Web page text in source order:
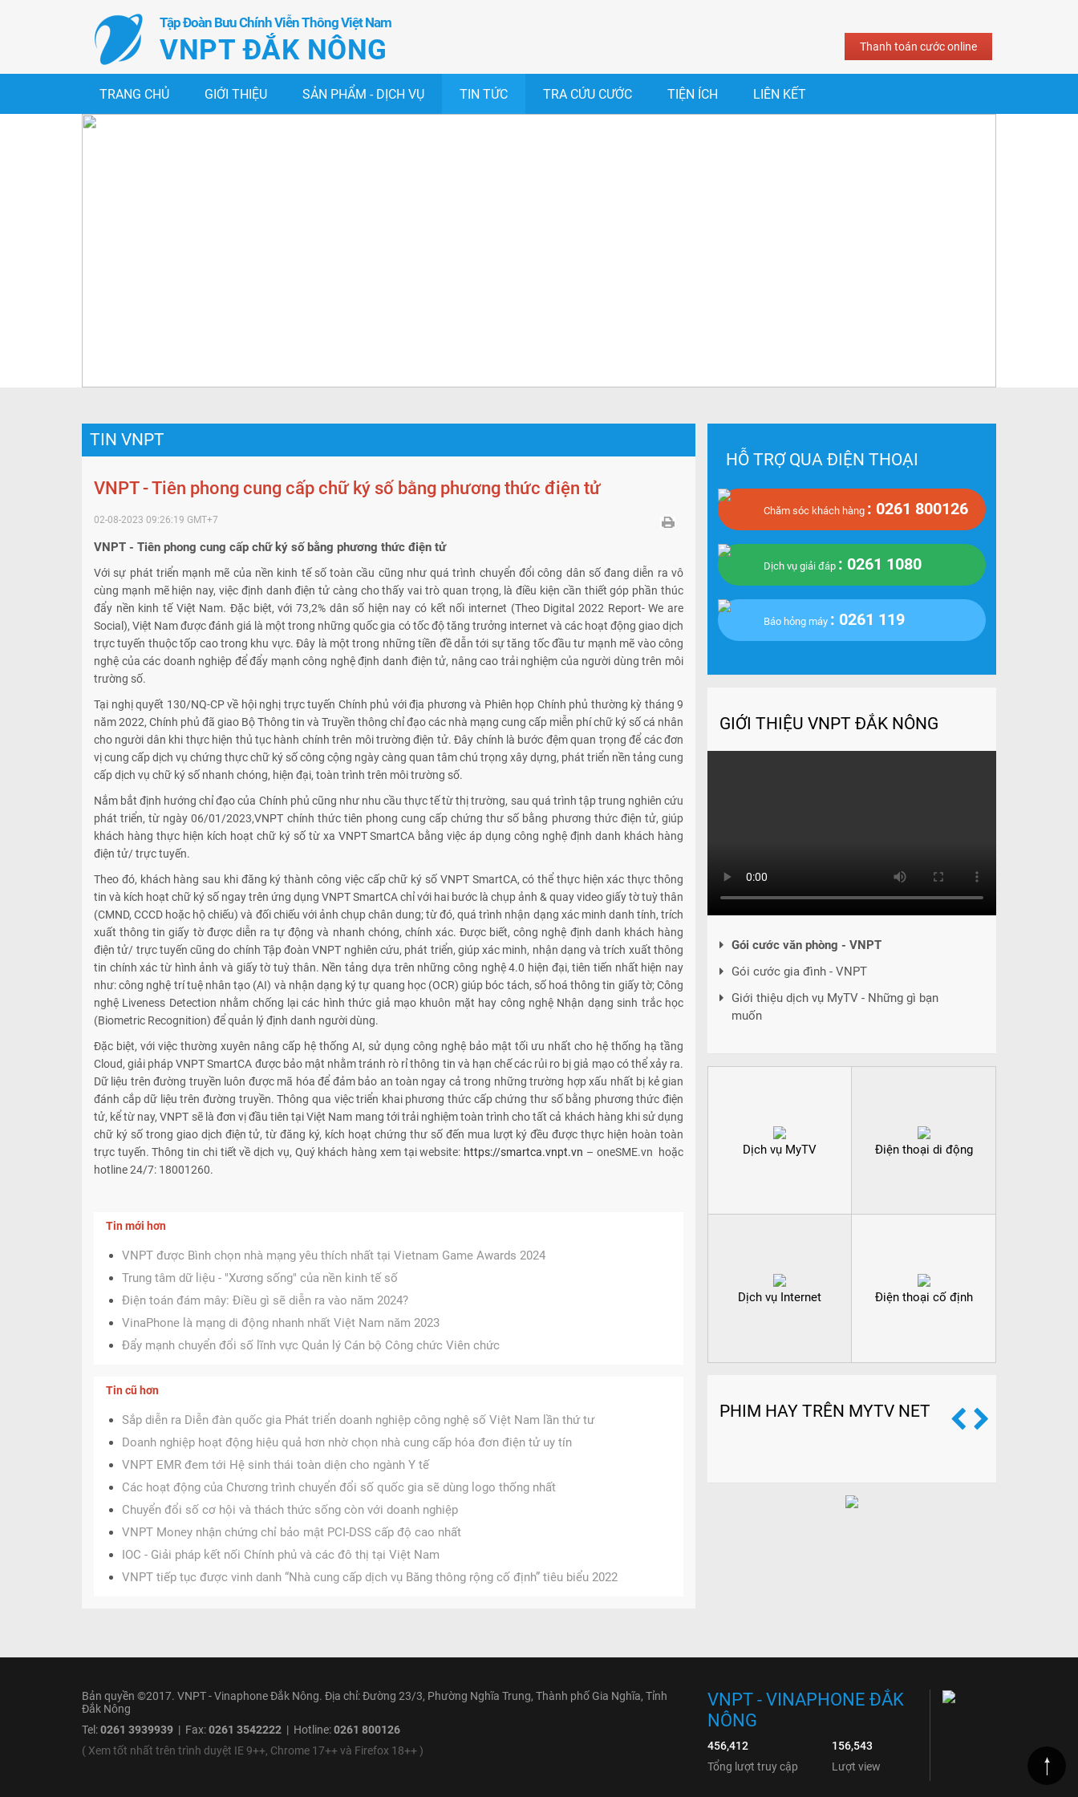
Thanh toán cước online
Tập Đoàn Bưu Chính Viễn Thông Việt Nam
VNPT ĐẮK NÔNG
TRANG CHỦ GIỚI THIỆU SẢN PHẨM - DỊCH VỤ TIN TỨC TRA CỨU CƯỚC TIỆN ÍCH LIÊN KẾT
TIN VNPT
VNPT - Tiên phong cung cấp chữ ký số bằng phương thức điện tử
02-08-2023 09:26:19 GMT+7
VNPT - Tiên phong cung cấp chữ ký số bằng phương thức điện tử
Với sự phát triển mạnh mẽ của nền kinh tế số toàn cầu cũng như quá trình chuyển đổi công dân số đang diễn ra vô
cùng mạnh mẽ hiện nay, việc định danh điện tử càng cho thấy vai trò quan trọng, là điều kiện cần thiết góp phần thúc
đẩy nền kinh tế Việt Nam. Đặc biệt, với 73,2% dân số hiện nay có kết nối internet (Theo Digital 2022 Report- We are
Social), Việt Nam được đánh giá là một trong những quốc gia có tốc độ tăng trưởng internet và các hoạt động giao dịch
trực tuyến thuộc tốp cao trong khu vực. Đây là một trong những tiền đề dẫn tới sự tăng tốc đầu tư mạnh mẽ vào công
nghệ của các doanh nghiệp để đẩy mạnh công nghệ định danh điện tử, nâng cao trải nghiệm của người dùng trên môi
trường số.
Tại nghị quyết 130/NQ-CP về hội nghị trực tuyến Chính phủ với địa phương và Phiên họp Chính phủ thường kỳ tháng 9
năm 2022, Chính phủ đã giao Bộ Thông tin và Truyền thông chỉ đạo các nhà mạng cung cấp miễn phí chữ ký số cá nhân
cho người dân khi thực hiện thủ tục hành chính trên môi trường điện tử. Đây chính là bước đệm quan trọng để các đơn
vị cung cấp dịch vụ chứng thực chữ ký số công cộng ngày càng quan tâm chú trọng xây dựng, phát triển nền tảng cung
cấp dịch vụ chữ ký số nhanh chóng, hiện đại, toàn trình trên môi trường số.
Nắm bắt định hướng chỉ đạo của Chính phủ cũng như nhu cầu thực tế từ thị trường, sau quá trình tập trung nghiên cứu
phát triển, từ ngày 06/01/2023,VNPT chính thức tiên phong cung cấp chứng thư số bằng phương thức điện tử, giúp
khách hàng thực hiện kích hoạt chữ ký số từ xa VNPT SmartCA bằng việc áp dụng công nghệ định danh khách hàng
điện tử/ trực tuyến.
Theo đó, khách hàng sau khi đăng ký thành công việc cấp chữ ký số VNPT SmartCA, có thể thực hiện xác thực thông
tin và kích hoạt chữ ký số ngay trên ứng dụng VNPT SmartCA chỉ với hai bước là chụp ảnh & quay video giấy tờ tuỳ thân
(CMND, CCCD hoặc hộ chiếu) và đối chiếu với ảnh chụp chân dung; từ đó, quá trình nhận dạng xác minh danh tính, trích
xuất thông tin giấy tờ được diễn ra tự động và nhanh chóng, chính xác. Được biết, công nghệ định danh khách hàng
điện tử/ trực tuyến cũng do chính Tập đoàn VNPT nghiên cứu, phát triển, giúp xác minh, nhận dạng và trích xuất thông
tin chính xác từ hình ảnh và giấy tờ tuỳ thân. Nền tảng dựa trên những công nghệ 4.0 hiện đại, tiên tiến nhất hiện nay
như: công nghệ trí tuệ nhân tạo (AI) và nhận dạng ký tự quang học (OCR) giúp bóc tách, số hoá thông tin giấy tờ; Công
nghệ Liveness Detection nhằm chống lại các hình thức giả mạo khuôn mặt hay công nghệ Nhận dạng sinh trắc học
(Biometric Recognition) để quản lý định danh người dùng.
Đặc biệt, với việc thường xuyên nâng cấp hệ thống AI, sử dụng công nghệ bảo mật tối ưu nhất cho hệ thống hạ tầng
Cloud, giải pháp VNPT SmartCA được bảo mật nhằm tránh rò rỉ thông tin và hạn chế các rủi ro bị giả mạo có thể xảy ra.
Dữ liệu trên đường truyền luôn được mã hóa để đảm bảo an toàn ngay cả trong những trường hợp xấu nhất bị kẻ gian
đánh cắp dữ liệu trên đường truyền. Thông qua việc triển khai phương thức cấp chứng thư số bằng phương thức điện
tử, kể từ nay, VNPT sẽ là đơn vị đầu tiên tại Việt Nam mang tới trải nghiệm toàn trình cho tất cả khách hàng khi sử dụng
chữ ký số trong giao dịch điện tử, từ đăng ký, kích hoạt chứng thư số đến mua lượt ký đều được thực hiện hoàn toàn
trực tuyến. Thông tin chi tiết về dịch vụ, Quý khách hàng xem tại website: https://smartca.vnpt.vn – oneSME.vn hoặc
hotline 24/7: 18001260.
Tin mới hơn
VNPT được Bình chọn nhà mạng yêu thích nhất tại Vietnam Game Awards 2024
Trung tâm dữ liệu - "Xương sống" của nền kinh tế số
Điện toán đám mây: Điều gì sẽ diễn ra vào năm 2024?
VinaPhone là mạng di động nhanh nhất Việt Nam năm 2023
Đẩy mạnh chuyển đổi số lĩnh vực Quản lý Cán bộ Công chức Viên chức
Tin cũ hơn
Sắp diễn ra Diễn đàn quốc gia Phát triển doanh nghiệp công nghệ số Việt Nam lần thứ tư
Doanh nghiệp hoạt động hiệu quả hơn nhờ chọn nhà cung cấp hóa đơn điện tử uy tín
VNPT EMR đem tới Hệ sinh thái toàn diện cho ngành Y tế
Các hoạt động của Chương trình chuyển đổi số quốc gia sẽ dùng logo thống nhất
Chuyển đổi số cơ hội và thách thức sống còn với doanh nghiệp
VNPT Money nhận chứng chỉ bảo mật PCI-DSS cấp độ cao nhất
IOC - Giải pháp kết nối Chính phủ và các đô thị tại Việt Nam
VNPT tiếp tục được vinh danh “Nhà cung cấp dịch vụ Băng thông rộng cố định” tiêu biểu 2022
HỖ TRỢ QUA ĐIỆN THOẠI
Chăm sóc khách hàng : 0261 800126
Dịch vụ giải đáp : 0261 1080
Báo hỏng máy : 0261 119
GIỚI THIỆU VNPT ĐẮK NÔNG
Gói cước văn phòng - VNPT
Gói cước gia đình - VNPT
Giới thiệu dịch vụ MyTV - Những gì bạn
muốn
Dịch vụ MyTV Điện thoại di động
Dịch vụ Internet Điện thoại cố định
PHIM HAY TRÊN MYTV NET
Bản quyền ©2017. VNPT - Vinaphone Đắk Nông. Địa chỉ: Đường 23/3, Phường Nghĩa Trung, Thành phố Gia Nghĩa, Tỉnh
Đắk Nông
Tel:0261 3939939 | Fax:0261 3542222 | Hotline:0261 800126
( Xem tốt nhất trên trình duyệt IE 9++, Chrome 17++ và Firefox 18++ )
VNPT - VINAPHONE ĐẮK
NÔNG
456,412
Tổng lượt truy cập
156,543
Lượt view